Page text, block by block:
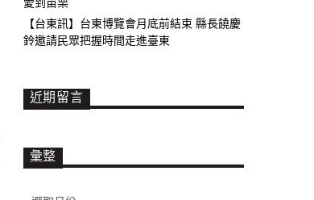
【台東訊】台東博覽會月底前結束 縣長饒慶
鈴邀請民眾把握時間走進臺東
近期留言
彙整